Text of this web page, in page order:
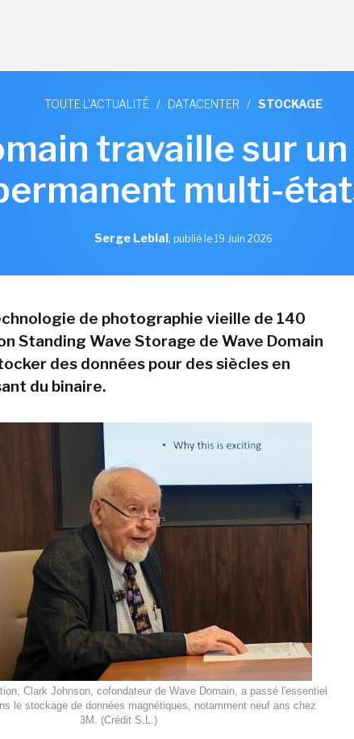
TOUTE L'ACTUALITÉ / DATACENTER / STOCKAGE
travaille sur
multi-
Serge Leblal, publié le 19 Juin 2026
de photographie vieille de 140
Standing Wave Storage de Wave Domain
des données pour des siècles en
du binaire.
Clark Johnson, cofondateur de Wave Domain, a passé l'essentiel
le stockage de données magnétiques, notamment neuf ans chez
3M. (Crédit S.L.)